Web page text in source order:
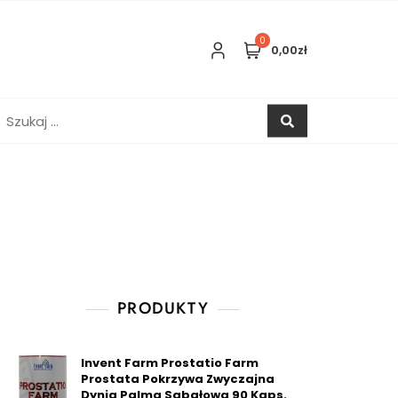
0
0,00zł
PRODUKTY
Invent Farm Prostatio Farm
Prostata Pokrzywa Zwyczajna